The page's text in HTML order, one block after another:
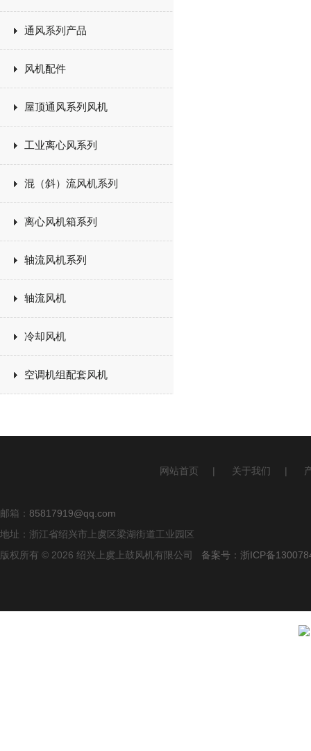
通风系列产品
风机配件
屋顶通风系列风机
工业离心风系列
混（斜）流风机系列
离心风机箱系列
轴流风机系列
轴流风机
冷却风机
空调机组配套风机
网站首页 | 关于我们 |
邮箱： 85817919@qq.com
地址：浙江省绍兴市上虞区梁湖街道工业园区
版权所有 © 2026 绍兴上虞上鼓风机有限公司 备案号：浙ICP备